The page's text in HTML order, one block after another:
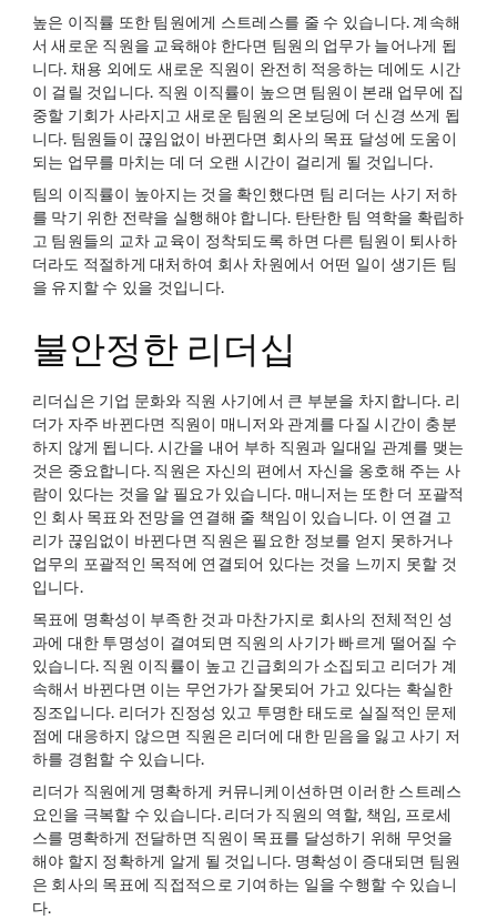
높은 이직률 또한 팀원에게 스트레스를 줄 수 있습니다. 계속해
서 새로운 직원을 교육해야 한다면 팀원의 업무가 늘어나게 됩
니다. 채용 외에도 새로운 직원이 완전히 적응하는 데에도 시간
이 걸릴 것입니다. 직원 이직률이 높으면 팀원이 본래 업무에 집
중할 기회가 사라지고 새로운 팀원의 온보딩에 더 신경 쓰게 됩
니다. 팀원들이 끊임없이 바뀐다면 회사의 목표 달성에 도움이
되는 업무를 마치는 데 더 오랜 시간이 걸리게 될 것입니다.
팀의 이직률이 높아지는 것을 확인했다면 팀 리더는 사기 저하
를 막기 위한 전략을 실행해야 합니다. 탄탄한 팀 역학을 확립하
고 팀원들의 교차 교육이 정착되도록 하면 다른 팀원이 퇴사하
더라도 적절하게 대처하여 회사 차원에서 어떤 일이 생기든 팀
을 유지할 수 있을 것입니다.
불안정한 리더십
리더십은 기업 문화와 직원 사기에서 큰 부분을 차지합니다. 리
더가 자주 바뀐다면 직원이 매니저와 관계를 다질 시간이 충분
하지 않게 됩니다. 시간을 내어 부하 직원과 일대일 관계를 맺는
것은 중요합니다. 직원은 자신의 편에서 자신을 옹호해 주는 사
람이 있다는 것을 알 필요가 있습니다. 매니저는 또한 더 포괄적
인 회사 목표와 전망을 연결해 줄 책임이 있습니다. 이 연결 고
리가 끊임없이 바뀐다면 직원은 필요한 정보를 얻지 못하거나
업무의 포괄적인 목적에 연결되어 있다는 것을 느끼지 못할 것
입니다.
목표에 명확성이 부족한 것과 마찬가지로 회사의 전체적인 성
과에 대한 투명성이 결여되면 직원의 사기가 빠르게 떨어질 수
있습니다. 직원 이직률이 높고 긴급회의가 소집되고 리더가 계
속해서 바뀐다면 이는 무언가가 잘못되어 가고 있다는 확실한
징조입니다. 리더가 진정성 있고 투명한 태도로 실질적인 문제
점에 대응하지 않으면 직원은 리더에 대한 믿음을 잃고 사기 저
하를 경험할 수 있습니다.
리더가 직원에게 명확하게 커뮤니케이션하면 이러한 스트레스
요인을 극복할 수 있습니다. 리더가 직원의 역할, 책임, 프로세
스를 명확하게 전달하면 직원이 목표를 달성하기 위해 무엇을
해야 할지 정확하게 알게 될 것입니다. 명확성이 증대되면 팀원
은 회사의 목표에 직접적으로 기여하는 일을 수행할 수 있습니
다.